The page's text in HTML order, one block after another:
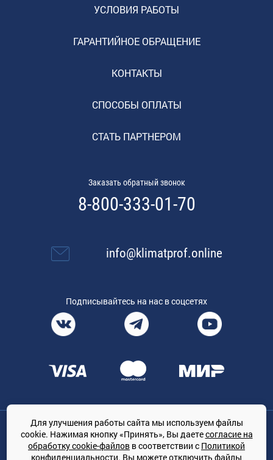
УСЛОВИЯ РАБОТЫ
ГАРАНТИЙНОЕ ОБРАЩЕНИЕ
КОНТАКТЫ
СПОСОБЫ ОПЛАТЫ
СТАТЬ ПАРТНЕРОМ
Заказать обратный звонок
8-800-333-01-70
info@klimatprof.online
Подписывайтесь на нас в соцсетях
Общество с ограниченной ответственностью «ТРЕЙДКОН», ОГРН:
1167847364079, 197022, г. Санкт-Петербург, проспект Медиков, 7
КЛИМАТПРОФ.ONLINE - оптовая продажа кондиционеров и
Для улучшения работы сайта мы используем файлы
cookie. Нажимая кнопку «Принять», Вы даетесогласие на
обработку cookie-файлов в соответствии с Политикой
конфиденциальности. Вы можете отключить файлы